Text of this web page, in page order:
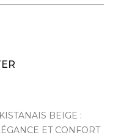
BEIGE :
ET CONFORT